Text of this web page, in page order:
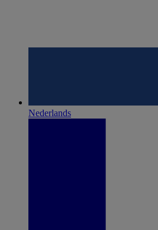
Nederlands